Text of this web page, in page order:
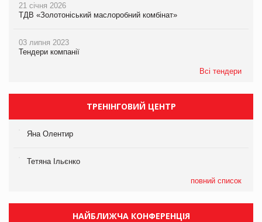
21 січня 2026
ТДВ «Золотоніський маслоробний комбінат»
03 липня 2023
Тендери компанії
Всі тендери
ТРЕНІНГОВИЙ ЦЕНТР
Яна Олентир
Тетяна Ільєнко
повний список
НАЙБЛИЖЧА КОНФЕРЕНЦІЯ